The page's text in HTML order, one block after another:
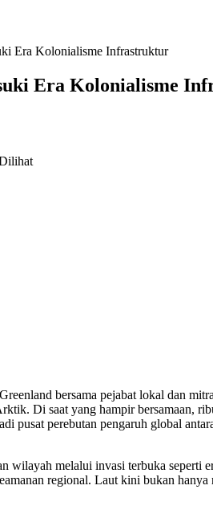
Era Kolonialisme Infrastruktur
Era Kolonialisme
bersama pejabat lokal dan
Di saat yang hampir bersamaan,
pusat perebutan pengaruh global
wilayah melalui invasi terbuka
regional. Laut kini bukan